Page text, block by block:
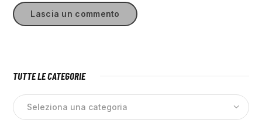
TUTTE LE CATEGORIE